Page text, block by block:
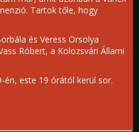
Tartok tőle, hogy
és Veress Orsolya
Róbert, a Kolozsvári Állami
én, este 19 órától kerül sor.